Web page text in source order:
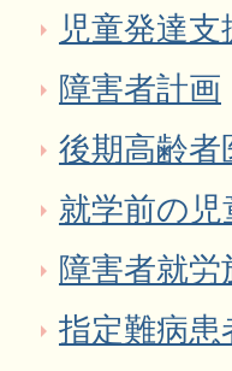
児童発達
障害者計画
後期高齢
就学前の
障害者就
指定難病患